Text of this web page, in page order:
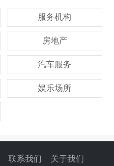
服务机构
房地产
汽车服务
娱乐场所
联系我们 关于我们